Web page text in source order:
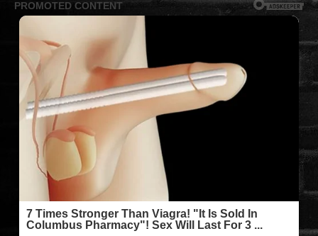
FILMEK (2026-OS)
FILMEK (2025-ÖS)
FILMEK (2024-ES)
FILMEK (2023-AS)
FILMEK (2022-ES)